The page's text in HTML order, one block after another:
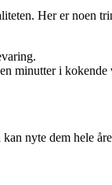
Her er noen
minutter i kokende
nyte dem hele